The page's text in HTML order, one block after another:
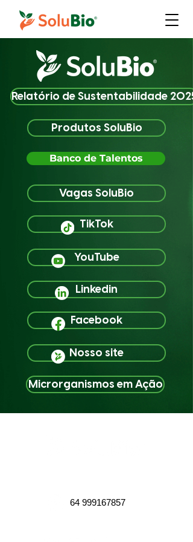
Relatório de Sustentabilidade 2025
Produtos SoluBio
Banco de Talentos
Vagas SoluBio
TikTok
YouTube
Linkedin
Facebook
Nosso site
Microrganismos em Ação
64 999167857